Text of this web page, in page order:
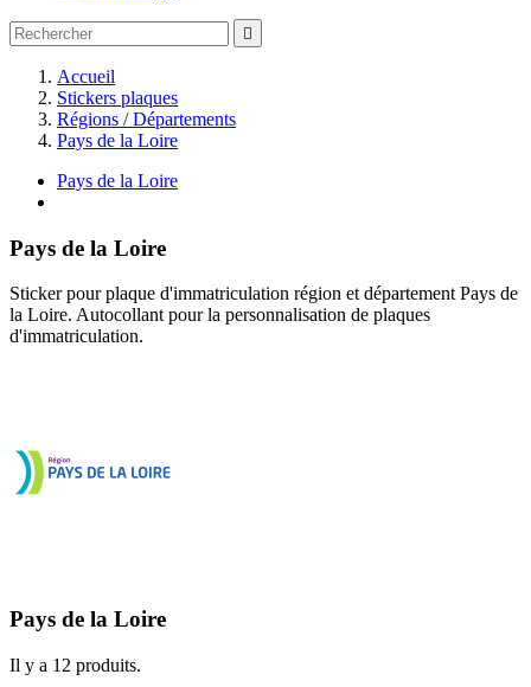

Accueil
Stickers plaques
Régions / Départements
Pays de la Loire
Pays de la Loire
Pays de la Loire
Sticker pour plaque d'immatriculation région et département Pays de
la Loire. Autocollant pour la personnalisation de plaques
d'immatriculation.
Pays de la Loire
Il y a 12 produits.